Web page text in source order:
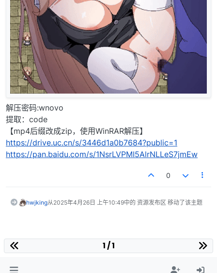
解压密码:wnovo
提取：code
【mp4后缀改成zip，使用WinRAR解压】
https://drive.uc.cn/s/3446d1a0b7684?public=1
https://pan.baidu.com/s/1NsrLVPMI5AlrNLLeS7jmEw
0
hwjking从2025年4月26日 上午10:49中的 资源发布区 移动了该主题
1 / 1